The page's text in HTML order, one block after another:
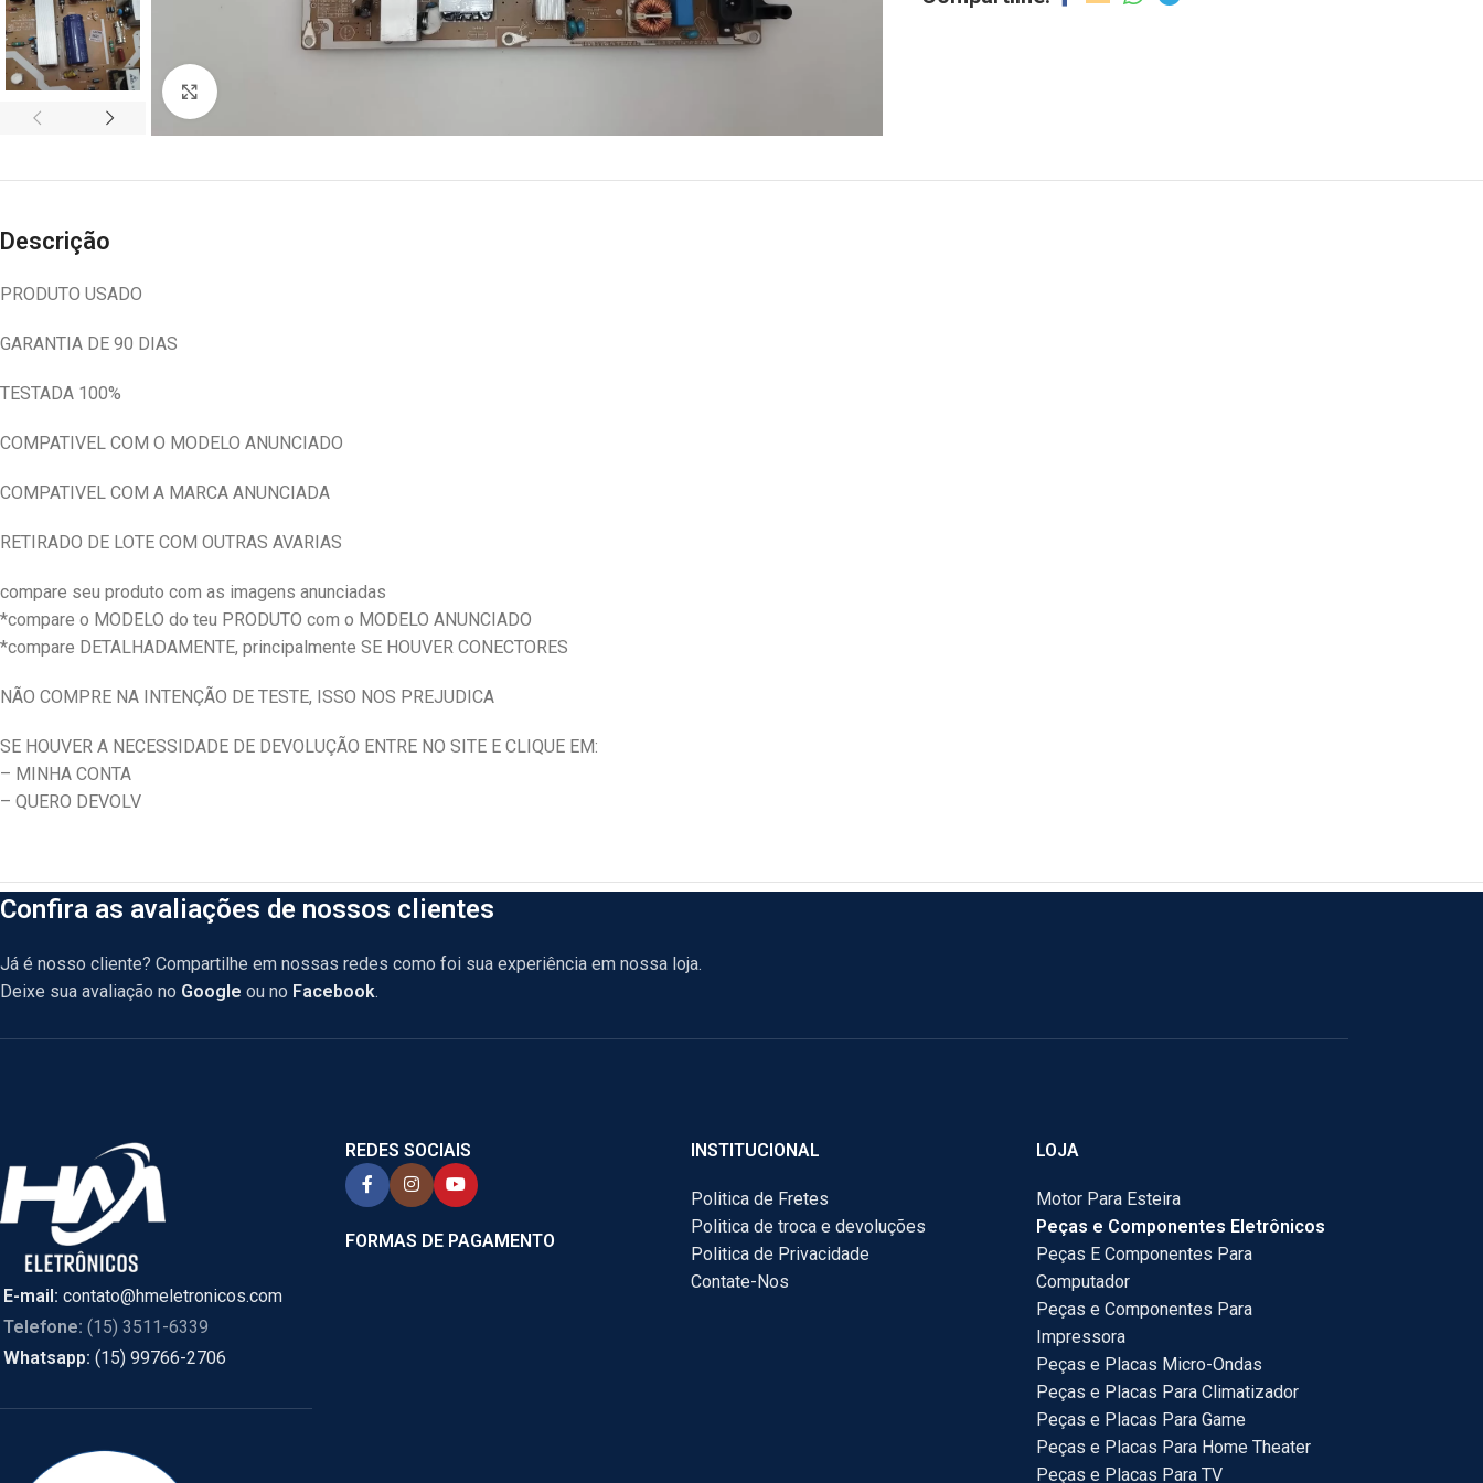
Descrição
PRODUTO USADO
GARANTIA DE 90 DIAS
TESTADA 100%
COMPATIVEL COM O MODELO ANUNCIADO
COMPATIVEL COM A MARCA ANUNCIADA
RETIRADO DE LOTE COM OUTRAS AVARIAS
compare seu produto com as imagens anunciadas
*compare o MODELO do teu PRODUTO com o MODELO ANUNCIADO
*compare DETALHADAMENTE, principalmente SE HOUVER CONECTORES
NÃO COMPRE NA INTENÇÃO DE TESTE, ISSO NOS PREJUDICA
SE HOUVER A NECESSIDADE DE DEVOLUÇÃO ENTRE NO SITE E CLIQUE EM:
– MINHA CONTA
– QUERO DEVOLV
Confira as avaliações de nossos clientes
Já é nosso cliente? Compartilhe em nossas redes como foi sua experiência em nossa loja.
Deixe sua avaliação no Google ou no Facebook.
E-mail: contato@hmeletronicos.com
Telefone: (15) 3511-6339
Whatsapp: (15) 99766-2706
REDES SOCIAIS
FORMAS DE PAGAMENTO
INSTITUCIONAL
Politica de Fretes
Politica de troca e devoluções
Politica de Privacidade
Contate-Nos
LOJA
Motor Para Esteira
Peças e Componentes Eletrônicos
Peças E Componentes Para
Computador
Peças e Componentes Para
Impressora
Peças e Placas Micro-Ondas
Peças e Placas Para Climatizador
Peças e Placas Para Game
Peças e Placas Para Home Theater
Peças e Placas Para TV